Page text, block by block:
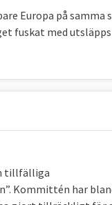
med 34
utan
till minst 42,5
bland EU-
utan
Europa på samma
fuskat med
tillfälliga
Kommittén har